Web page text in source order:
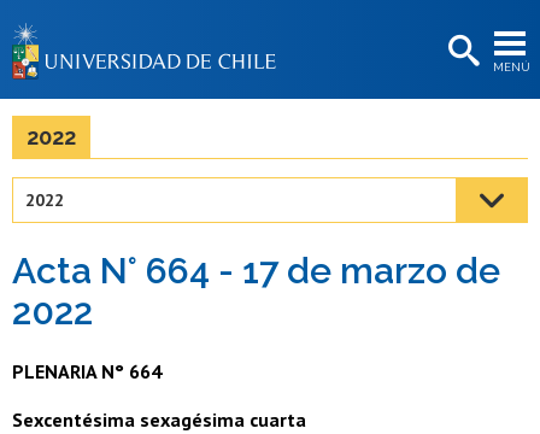
MENÚ
BIBLIOTECAS
Estudiantes
Académicas/os
2022
2022
Acta N° 664 - 17 de marzo de
2022
PLENARIA N° 664
Sexcentésima sexagésima cuarta